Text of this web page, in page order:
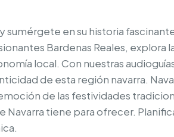
sumérgete en su historia
Bardenas Reales, explora
local. Con nuestras
de esta región navarra.
de las festividades
Navarra tiene para ofrecer.